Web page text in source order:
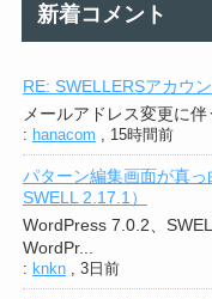
新着コメント
RE: SWELLERSアカウ
メールアドレス変更に伴
: hanacom , 15時間前
パターン編集画面が真
SWELL 2.17.1）
WordPress 7.0.2、
WordPr...
: knkn, 3日前